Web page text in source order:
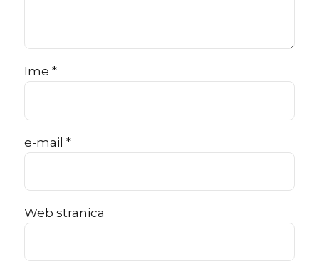
Ime *
e-mail *
Web stranica